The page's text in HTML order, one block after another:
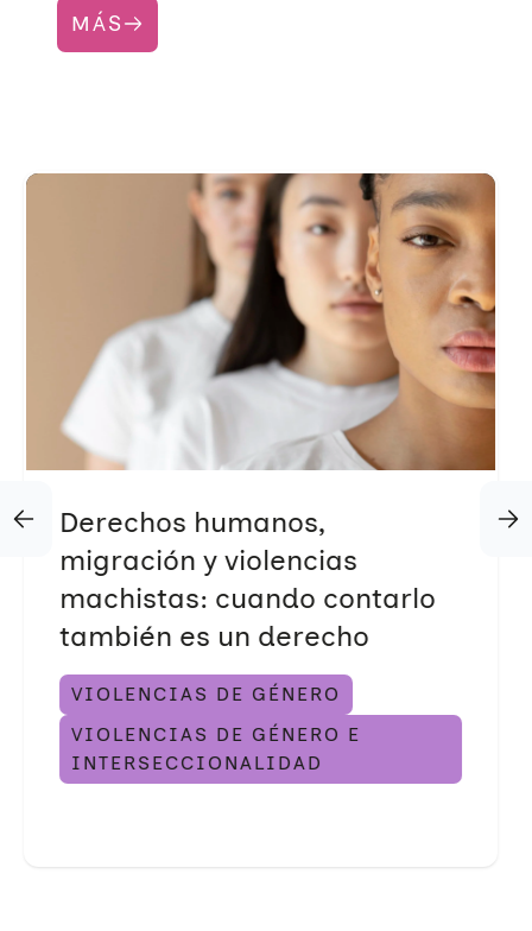
MÁS
Derechos humanos,
migración y violencias
machistas: cuando contarlo
también es un derecho
VIOLENCIAS DE GÉNERO
VIOLENCIAS DE GÉNERO E
INTERSECCIONALIDAD